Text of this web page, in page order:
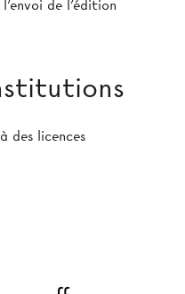
de l'édition
des licences